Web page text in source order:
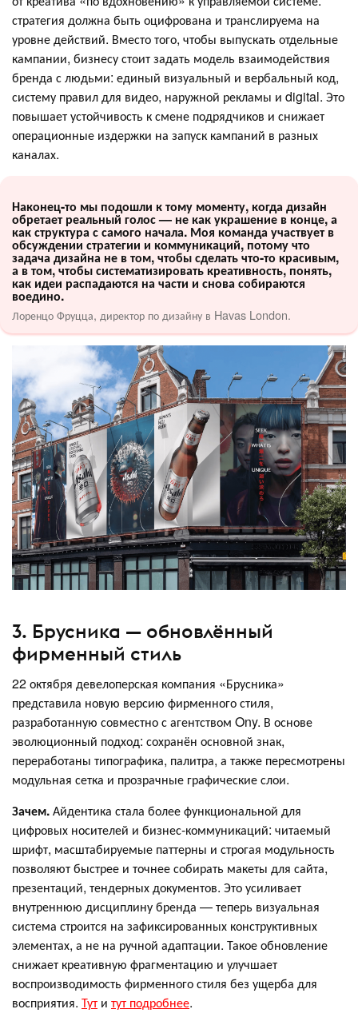
стратегия должна быть оцифрована и транслируема на
уровне действий. Вместо того, чтобы выпускать отдельные
кампании, бизнесу стоит задать модель взаимодействия
бренда с людьми: единый визуальный и вербальный код,
систему правил для видео, наружной рекламы и digital. Это
повышает устойчивость к смене подрядчиков и снижает
операционные издержки на запуск кампаний в разных
каналах.
Наконец-то мы подошли к тому моменту, когда дизайн
обретает реальный голос — не как украшение в конце, а
как структура с самого начала. Моя команда участвует в
обсуждении стратегии и коммуникаций, потому что
задача дизайна не в том, чтобы сделать что-то красивым,
а в том, чтобы систематизировать креативность, понять,
как идеи распадаются на части и снова собираются
воедино.
Лоренцо Фруцца, директор по дизайну в Havas London.
3. Брусника — обновлённый
фирменный стиль
22 октября девелоперская компания «Брусника»
представила новую версию фирменного стиля,
разработанную совместно с агентством Ony. В основе
эволюционный подход: сохранён основной знак,
переработаны типографика, палитра, а также пересмотрены
модульная сетка и прозрачные графические слои.
Зачем.Айдентика стала более функциональной для
цифровых носителей и бизнес-коммуникаций: читаемый
шрифт, масштабируемые паттерны и строгая модульность
позволяют быстрее и точнее собирать макеты для сайта,
презентаций, тендерных документов. Это усиливает
внутреннюю дисциплину бренда — теперь визуальная
система строится на зафиксированных конструктивных
элементах, а не на ручной адаптации. Такое обновление
снижает креативную фрагментацию и улучшает
воспроизводимость фирменного стиля без ущерба для
восприятия. Тут и тут подробнее.